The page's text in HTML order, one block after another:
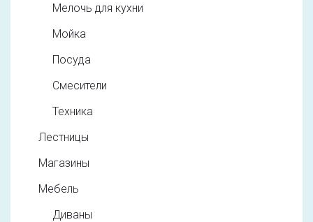
Мелочь для кухни
Мойка
Посуда
Смесители
Техника
Лестницы
Магазины
Мебель
Диваны